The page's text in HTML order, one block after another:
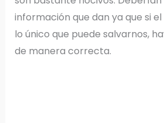
información que dan ya que si
lo único que puede salvarnos,
de manera correcta.